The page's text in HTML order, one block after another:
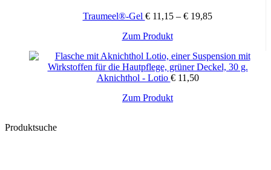
Traumeel®-Gel €11,15– €19,85
Zum ProduktDieses
weist
mehrere
Varianten
Die
Aknichthol - Lotio €11,50
Zum Produkt
Produktsuche